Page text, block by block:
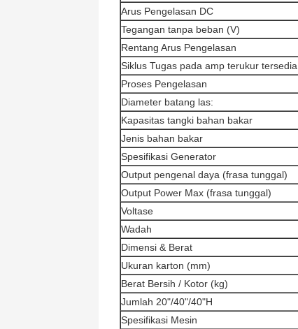
Arus Pengelasan DC
Tegangan tanpa beban (V)
Rentang Arus Pengelasan
Siklus Tugas pada amp terukur tersedia
Proses Pengelasan
Diameter batang las:
Kapasitas tangki bahan bakar
Jenis bahan bakar
Spesifikasi Generator
Output pengenal daya (frasa tunggal)
Output Power Max (frasa tunggal)
Voltase
Wadah
Dimensi & Berat
Ukuran karton (mm)
Berat Bersih / Kotor (kg)
Jumlah 20"/40"/40"H
Spesifikasi Mesin